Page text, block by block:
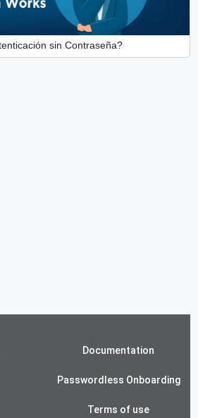
sin Contraseña?
Documentation
Passwordless Onboarding
Terms of use